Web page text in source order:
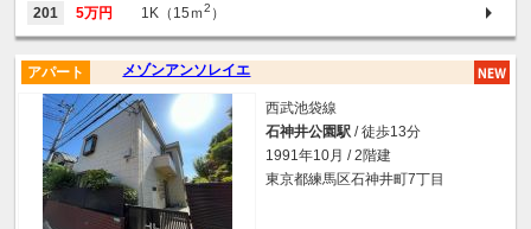
201 5万円 1K（15ｍ2 ）
メゾンアンソレイエ
アパート
西武池袋線
石神井公園駅 / 徒歩13分
1991年10月 / 2階建
東京都練馬区石神井町7丁目